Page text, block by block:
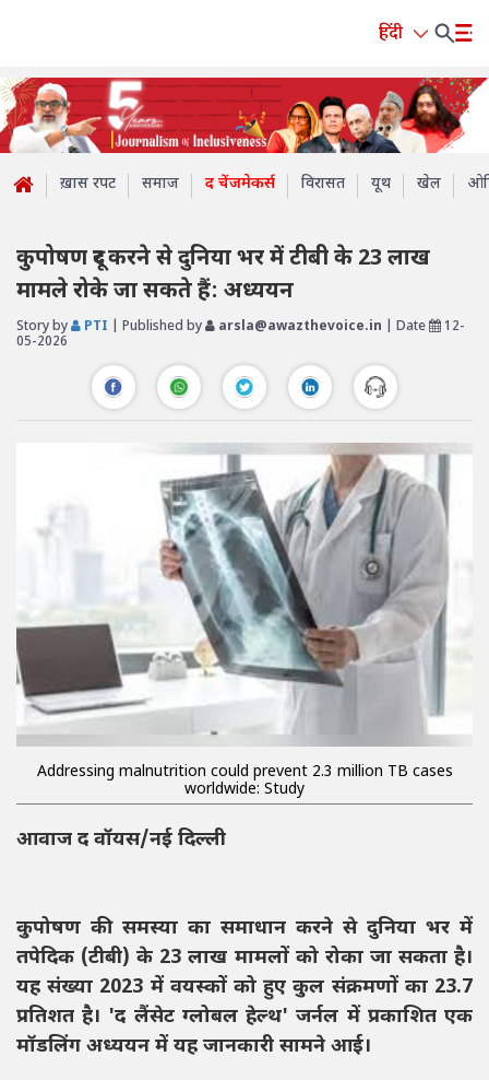
हिंदी
ख़ास रपट समाज द चेंजमेकर्स विरासत यूथ खेल
कुपोषण दूर करने से दुनिया भर में टीबी के 23 लाख
मामले रोके जा सकते हैं: अध्ययन
Story by PTI | Published by arsla@awazthevoice.in | Date
12-
05-2026
Addressing malnutrition could prevent 2.3 million TB cases
worldwide: Study
आवाज द वॉयस/नई दिल्ली
कुपोषण की समस्या का समाधान करने से दुनिया भर में
तपेदिक (टीबी) के 23 लाख मामलों को रोका जा सकता है।
यह संख्या 2023 में वयस्कों को हुए कुल संक्रमणों का 23.7
प्रतिशत है। 'द लैंसेट ग्लोबल हेल्थ' जर्नल में प्रकाशित एक
मॉडलिंग अध्ययन में यह जानकारी सामने आई।